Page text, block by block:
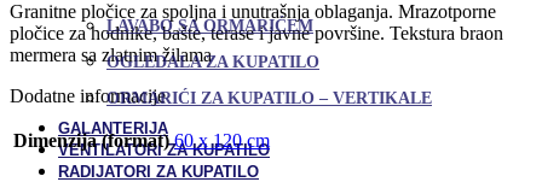
LAVABO SA ORMARIĆEM
OGLEDALA ZA KUPATILO
ORMARIĆI ZA KUPATILO – VERTIKALE
GALANTERIJA
VENTILATORI ZA KUPATILO
RADIJATORI ZA KUPATILO
Granitne pločice za spoljna i unutrašnja oblaganja. Mrazotporne
pločice za hodnike, bašte, terase i javne površine. Tekstura braon
mermera sa zlatnim žilama
Dodatne informacije
Dimenzija (format) 60 x 120 cm